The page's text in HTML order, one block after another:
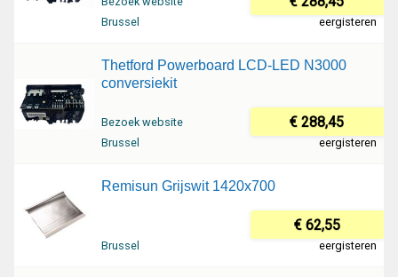
Brussel eergisteren
Thetford Powerboard LCD-LED N3000
conversiekit
Bezoek website € 288,45
Brussel eergisteren
Remisun Grijswit 1420x700
€ 62,55
Brussel eergisteren